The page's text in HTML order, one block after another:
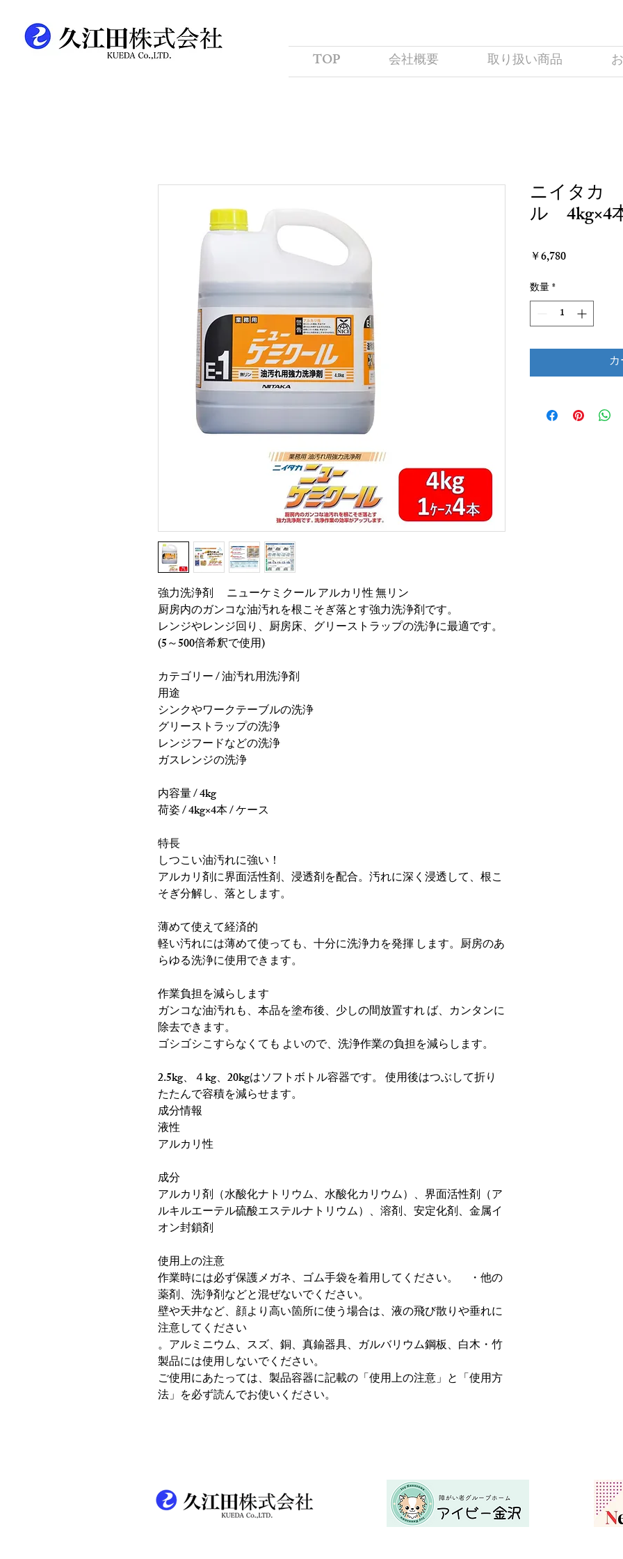
TOP 会社概要 取り扱い商品
強力洗浄剤 ニューケミクール アルカリ性 無リン
厨房内のガンコな油汚れを根こそぎ落とす強力洗浄剤です。
レンジやレンジ回り、厨房床、グリーストラップの洗浄に最適です。
(5～500倍希釈で使用)
カテゴリー / 油汚れ用洗浄剤
用途
シンクやワークテーブルの洗浄
グリーストラップの洗浄
レンジフードなどの洗浄
ガスレンジの洗浄
内容量 / 4kg
荷姿 / 4kg×4本 / ケース
特長
しつこい油汚れに強い！
アルカリ剤に界面活性剤、浸透剤を配合。汚れに深く浸透して、根こ
そぎ分解し、落とします。
薄めて使えて経済的
軽い汚れには薄めて使っても、十分に洗浄力を発揮 します。厨房のあ
らゆる洗浄に使用できます。
作業負担を減らします
ガンコな油汚れも、本品を塗布後、少しの間放置すれ ば、カンタンに
除去できます。
ゴシゴシこすらなくても よいので、洗浄作業の負担を減らします。
2.5kg、４kg、20kgはソフトボトル容器です。 使用後はつぶして折り
たたんで容積を減らせます。
成分情報
液性
アルカリ性
成分
アルカリ剤（水酸化ナトリウム、水酸化カリウム）、界面活性剤（ア
ルキルエーテル硫酸エステルナトリウム）、溶剤、安定化剤、金属イ
オン封鎖剤
使用上の注意
作業時には必ず保護メガネ、ゴム手袋を着用してください。 ・他の
薬剤、洗浄剤などと混ぜないでください。
壁や天井など、顔より高い箇所に使う場合は、液の飛び散りや垂れに
注意してください
。アルミニウム、スズ、銅、真鍮器具、ガルバリウム鋼板、白木・竹
製品には使用しないでください。
ご使用にあたっては、製品容器に記載の「使用上の注意」と「使用方
法」を必ず読んでお使いください。
ニイタカ
ル 4kg×4
￥6,780価
数量*